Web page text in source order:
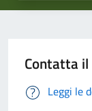
Contatta
Leggi le